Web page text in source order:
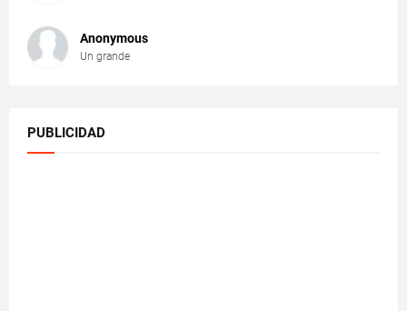
Anonymous
Un grande
PUBLICIDAD